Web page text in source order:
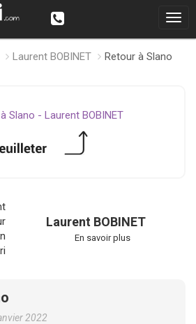
Laurent BOBINET Retour à Slano
Laurent BOBINET
En savoir plus
2022